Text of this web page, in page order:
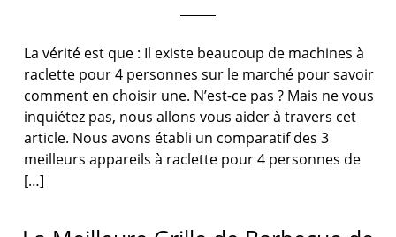
La vérité est que : Il existe beaucoup de machines à
raclette pour 4 personnes sur le marché pour savoir
comment en choisir une. N’est-ce pas ? Mais ne vous
inquiétez pas, nous allons vous aider à travers cet
article. Nous avons établi un comparatif des 3
meilleurs appareils à raclette pour 4 personnes de
[…]